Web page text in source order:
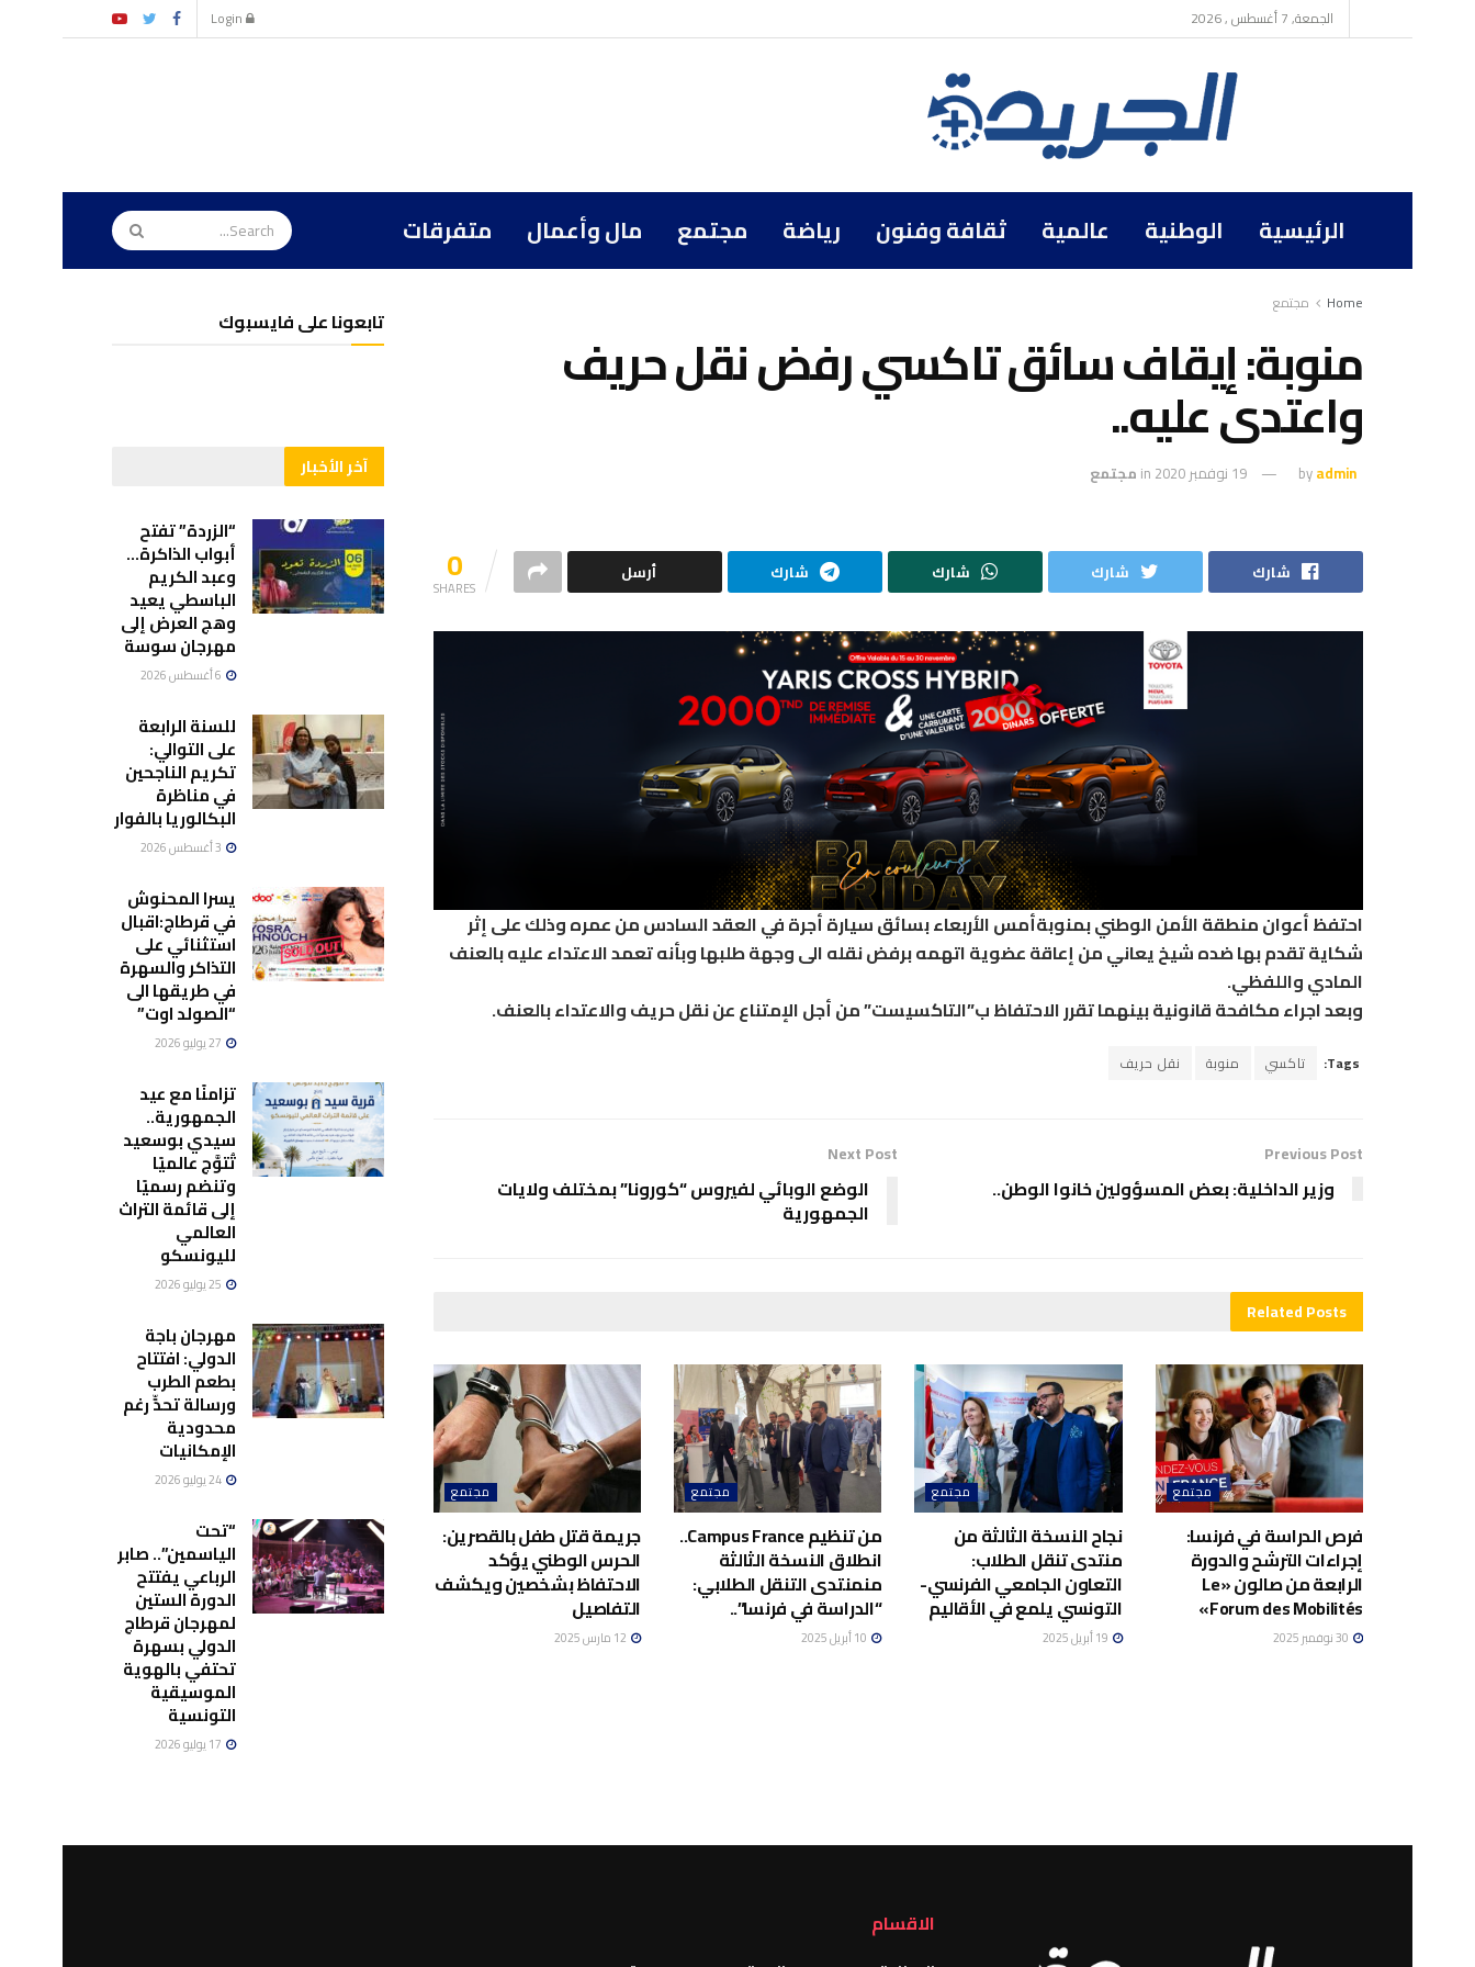
الجمعة, 7 أغسطس , 2026
الرئيسية الوطنية عالمية ثقافة وفنون رياضة مجتمع مال وأعمال متفرقات
Home مجتمع
منوبة: إيقاف سائق تاكسي رفض نقل حريف
واعتدى عليه..
byadmin 19 نوفمبر 2020 in مجتمع
0
SHARES
شارك شارك شارك شارك أرسل
احتفظ أعوان منطقة الأمن الوطني بمنوبةأمس الأربعاء بسائق سيارة أجرة في العقد السادس من عمره وذلك على إثر
شكاية تقدم بها ضده شيخ يعاني من إعاقة عضوية اتهمه برفض نقله الى وجهة طلبها وبأنه تعمد الاعتداء عليه بالعنف
المادي واللفظي.
وبعد اجراء مكافحة قانونية بينهما تقرر الاحتفاظ ب”التاكسيست” من أجل الإمتناع عن نقل حريف والاعتداء بالعنف.
Tags: تاكسي منوبة نقل حريف
Previous Post
وزير الداخلية: بعض المسؤولين خانوا الوطن..
Next Post
الوضع الوبائي لفيروس “كورونا” بمختلف ولايات
الجمهورية
RelatedPosts
مجتمع
فرص الدراسة في فرنسا:
إجراءات الترشح والدورة
الرابعة من صالون «Le
Forum des Mobilités»
مجتمع
نجاح النسخة الثالثة من
منتدى تنقل الطلاب:
التعاون الجامعي الفرنسي-
التونسي يلمع في الأقاليم
مجتمع
من تنظيم Campus France..
انطلاق النسخة الثالثة
منمنتدى التنقل الطلابي:
“الدراسة في فرنسا”..
مجتمع
جريمة قتل طفل بالقصرين:
الحرس الوطني يؤكد
الاحتفاظ بشخصين ويكشف
التفاصيل
تابعونا على فايسبوك
آخر الأخبار
“الزردة” تفتح
أبواب الذاكرة…
وعبد الكريم
الباسطي يعيد
وهج العرض إلى
مهرجان سوسة
للسنة الرابعة
على التوالي:
تكريم الناجحين
في مناظرة
البكالوريا بالفوار
يسرا المحنوش
في قرطاج:اقبال
استثنائي على
التذاكر والسهرة
في طريقها الى
“الصولد اوت”
تزامنًا مع عيد
الجمهورية..
سيدي بوسعيد
تُتوَّج عالميًا
وتنضم رسميًا
إلى قائمة التراث
العالمي
لليونسكو
مهرجان باجة
الدولي: افتتاح
بطعم الطرب
ورسالة تحدٍّ رغم
محدودية
الإمكانيات
24 يوليو 2026
“تحت
الياسمين”.. صابر
الرباعي يفتتح
الدورة الستين
لمهرجان قرطاج
الدولي بسهرة
تحتفي بالهوية
الموسيقية
التونسية
الاقسام